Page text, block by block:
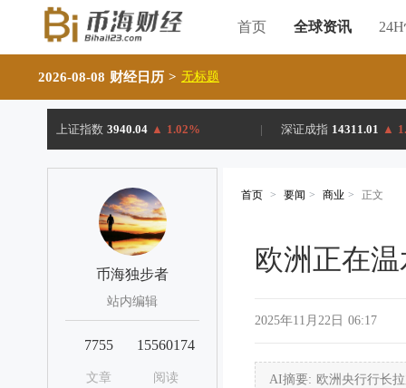
首页 全球资讯
2026-08-08 财经日历 > 无标题
上证指数 3940.04 ▲ 1.02% | 深证成指 14311.01 ▲
币海独步者
站内编辑
7755
文章
15560174
阅读
首页 > 要闻 > 商业 > 正文
欧洲正在
2025年11月22日 06:17
AI摘要: 欧洲央行行长